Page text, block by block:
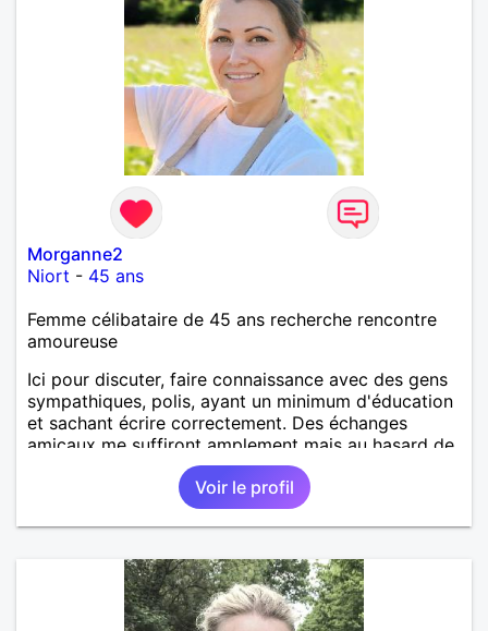
Morganne2
Niort - 45 ans
Femme célibataire de 45 ans recherche rencontre
amoureuse
Ici pour discuter, faire connaissance avec des gens
sympathiques, polis, ayant un minimum d'éducation
et sachant écrire correctement. Des échanges
amicaux me suffiront amplement mais au hasard de
la vie, si le charme opère, je ne suis pas fermée à
une éventuelle relation sérieuse avec un homme.
Voir le profil